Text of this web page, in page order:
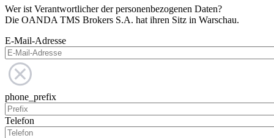
Wer ist Verantwortlicher der personenbezogenen Daten?
Die OANDA TMS Brokers S.A. hat ihren Sitz in Warschau.
E-Mail-Adresse
phone_prefix
Telefon